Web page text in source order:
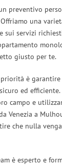
preventivo
una
sui servizi
giusto per te.
è
ed
campo e
Venezia a
che nulla
è esperto e